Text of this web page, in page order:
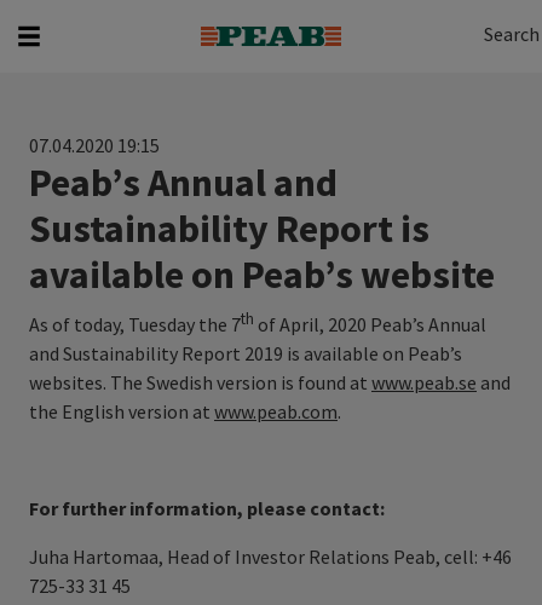
Search
07.04.2020 19:15
Peab’s Annual and
Sustainability Report is
available on Peab’s website
As of today, Tuesday the 7th of April, 2020 Peab’s Annual
and Sustainability Report 2019 is available on Peab’s
websites. The Swedish version is found at www.peab.se and
the English version at www.peab.com.
For further information, please contact:
Juha Hartomaa, Head of Investor Relations Peab, cell: +46
725-33 31 45